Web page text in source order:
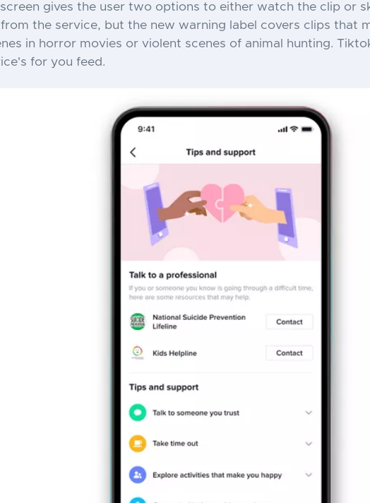
gives the user two options to either watch the clip or
the service, but the new warning label covers clips that
in horror movies or violent scenes of animal hunting.
for you feed.